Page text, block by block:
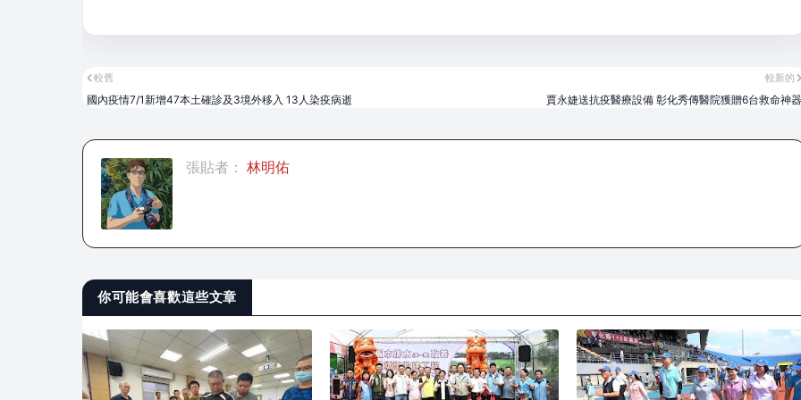
較新的
賈永婕送抗疫醫療設備 彰化秀傳醫院獲贈6台救命神器
較舊
國內疫情7/1新增47本土確診及3境外移入 13人染疫病逝
張貼者： 林明佑
你可能會喜歡這些文章